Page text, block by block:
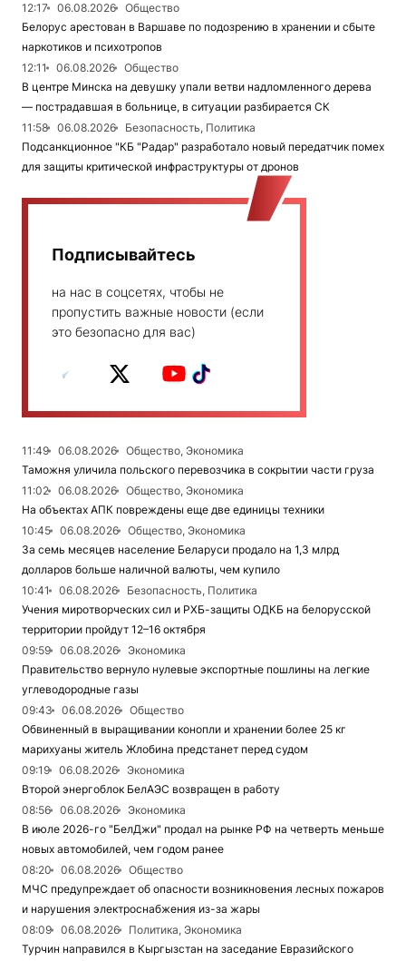
12:17
06.08.2026
Общество
Белорус арестован в Варшаве по подозрению в хранении и сбыте
наркотиков и психотропов
12:11
06.08.2026
Общество
В центре Минска на девушку упали ветви надломленного дерева
— пострадавшая в больнице, в ситуации разбирается СК
11:58
06.08.2026
Безопасность, Политика
Подсанкционное "КБ "Радар" разработало новый передатчик помех
для защиты критической инфраструктуры от дронов
Подписывайтесь
на нас в соцсетях, чтобы не
пропустить важные новости (если
это безопасно для вас)
11:49 06.08.2026
Общество, Экономика
Таможня уличила польского перевозчика в сокрытии части груза
11:02
06.08.2026
Общество, Экономика
На объектах АПК повреждены еще две единицы техники
10:45
06.08.2026
Общество, Экономика
За семь месяцев население Беларуси продало на 1,3 млрд
долларов больше наличной валюты, чем купило
10:41
06.08.2026
Безопасность, Политика
Учения миротворческих сил и РХБ-защиты ОДКБ на белорусской
территории пройдут 12–16 октября
09:59
06.08.2026
Экономика
Правительство вернуло нулевые экспортные пошлины на легкие
углеводородные газы
09:43
06.08.2026
Общество
Обвиненный в выращивании конопли и хранении более 25 кг
марихуаны житель Жлобина предстанет перед судом
09:19
06.08.2026
Экономика
Второй энергоблок БелАЭС возвращен в работу
08:56
06.08.2026
Экономика
В июле 2026-го "БелДжи" продал на рынке РФ на четверть меньше
новых автомобилей, чем годом ранее
08:20
06.08.2026
Общество
МЧС предупреждает об опасности возникновения лесных пожаров
и нарушения электроснабжения из-за жары
08:09
06.08.2026
Политика, Экономика
Турчин направился в Кыргызстан на заседание Евразийского